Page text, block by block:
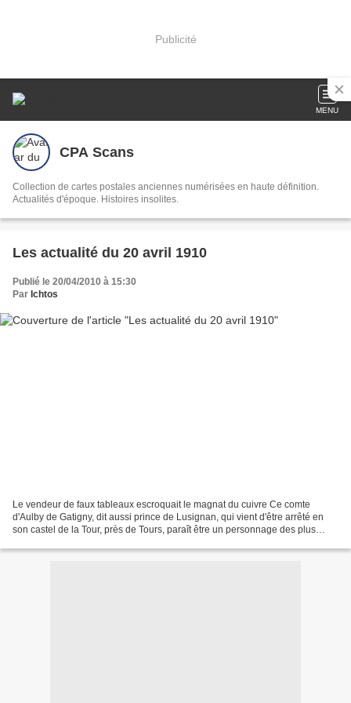
Publicité
MENU
CPA Scans
Collection de cartes postales anciennes numérisées en haute définition.
Actualités d'époque. Histoires insolites.
Les actualité du 20 avril 1910
Publié le 20/04/2010 à 15:30
Par Ichtos
Le vendeur de faux tableaux escroquait le magnat du cuivre Ce comte
d'Aulby de Gatigny, dit aussi prince de Lusignan, qui vient d'être arrêté en
son castel de la Tour, près de Tours, paraît être un personnage des plus